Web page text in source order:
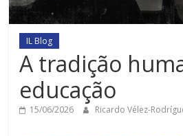
IL Blog
A tradição
educação
15/06/2026 Ricardo Vélez-